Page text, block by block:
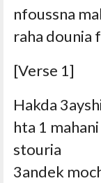
nfoussna
raha dounia
[Verse 1]
Hakda
hta 1
stouria
3andek